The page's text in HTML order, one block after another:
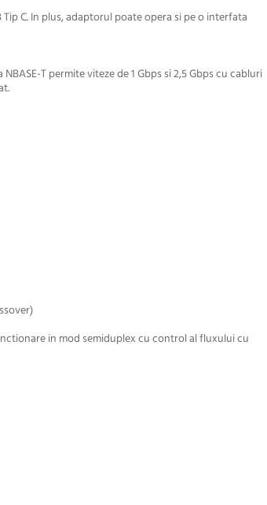
C. In plus, adaptorul poate opera si pe o interfata
T permite viteze de 1 Gbps si 2,5 Gbps cu cabluri
in mod semiduplex cu control al fluxului cu